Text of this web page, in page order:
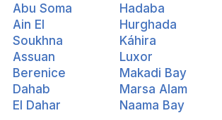
Abu Soma
Ain El
Soukhna
Assuan
Berenice
Dahab
El Dahar
Hadaba
Hurghada
Káhira
Luxor
Makadi Bay
Marsa Alam
Naama Bay